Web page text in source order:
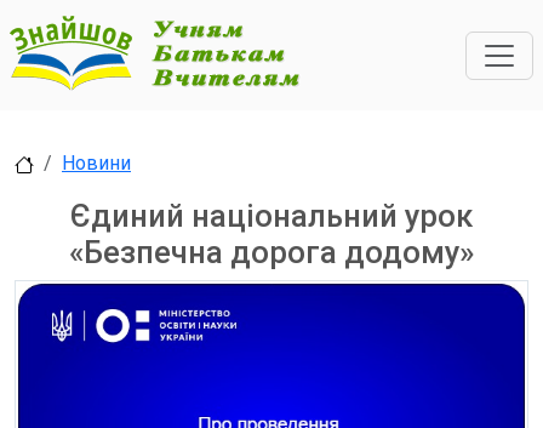
Новини
Єдиний національний урок
«Безпечна дорога додому»